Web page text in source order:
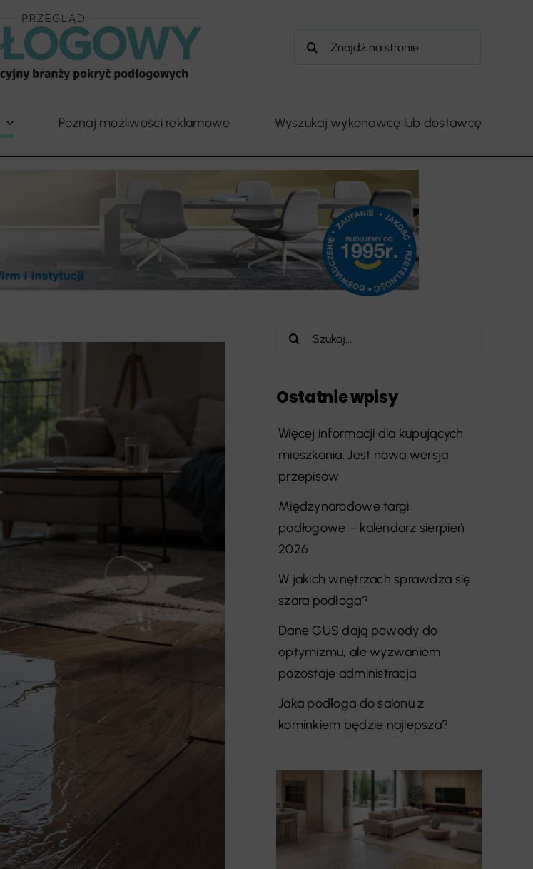
Szukaj
Poznaj możliwości reklamowe Wyszukaj wykonawcę lub dostawcę
Szukaj
Ostatnie wpisy
Więcej informacji dla kupujących
mieszkania. Jest nowa wersja
przepisów
Międzynarodowe targi
podłogowe – kalendarz sierpień
2026
W jakich wnętrzach sprawdza się
szara podłoga?
Dane GUS dają powody do
optymizmu, ale wyzwaniem
pozostaje administracja
Jaka podłoga do salonu z
kominkiem będzie najlepsza?